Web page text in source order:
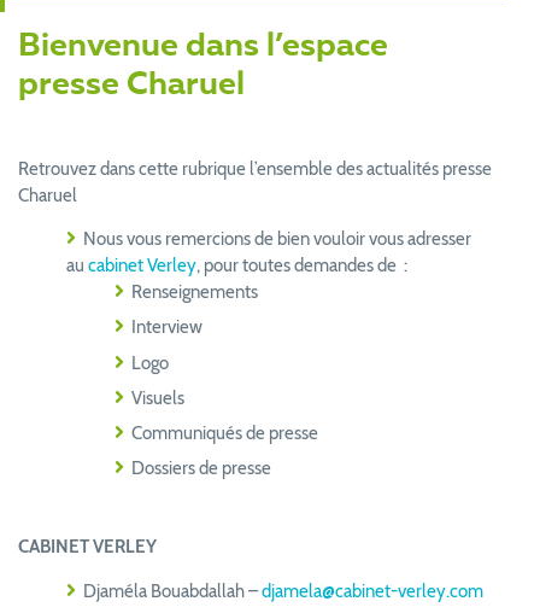
Bienvenue dans l’espace
presse Charuel
Retrouvez dans cette rubrique l’ensemble des actualités presse
Charuel
Nous vous remercions de bien vouloir vous adresser
au cabinet Verley, pour toutes demandes de :
Renseignements
Interview
Logo
Visuels
Communiqués de presse
Dossiers de presse
CABINET VERLEY
Djaméla Bouabdallah –djamela@cabinet-verley.com